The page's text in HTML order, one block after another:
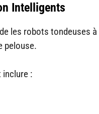
Intelligents
les robots tondeuses à
pelouse.
inclure :